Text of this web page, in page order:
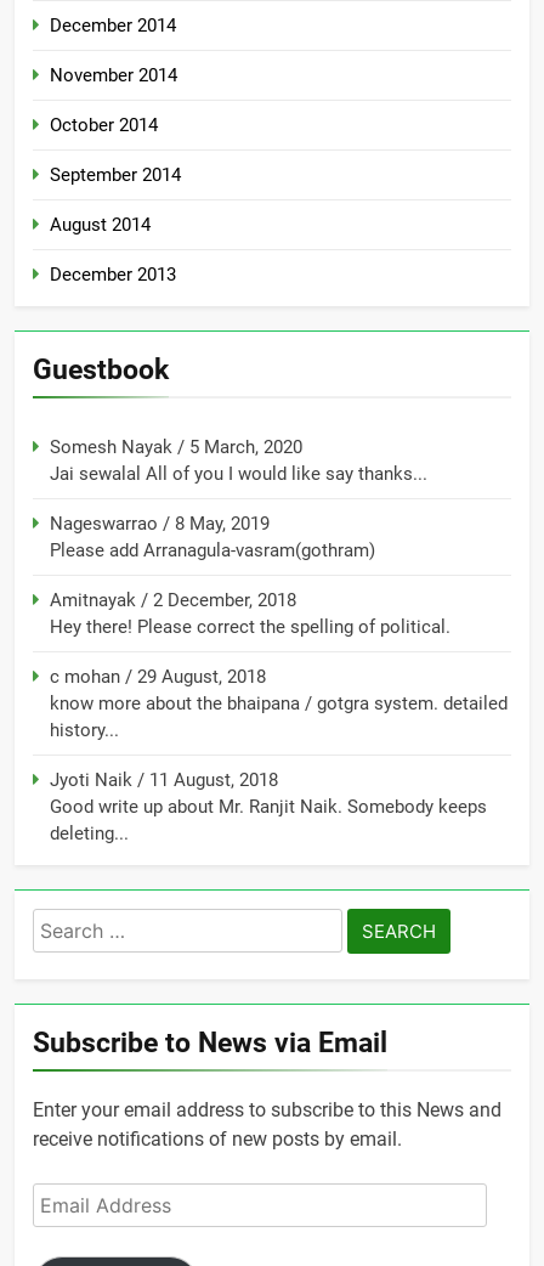
December 2014
November 2014
October 2014
September 2014
August 2014
December 2013
Guestbook
Somesh Nayak / 5 March, 2020
Jai sewalal All of you I would like say thanks...
Nageswarrao / 8 May, 2019
Please add Arranagula-vasram(gothram)
Amitnayak / 2 December, 2018
Hey there! Please correct the spelling of political.
c mohan / 29 August, 2018
know more about the bhaipana / gotgra system. detailed
history...
Jyoti Naik / 11 August, 2018
Good write up about Mr. Ranjit Naik. Somebody keeps
deleting...
Search
for:
Subscribe to News via Email
Enter your email address to subscribe to this News and
receive notifications of new posts by email.
Email
Address